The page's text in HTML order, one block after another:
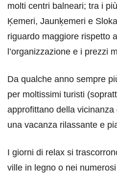
molti centri balneari; tra i
Ķemeri, Jaunķemeri e
riguardo maggiore rispetto
l’organizzazione e i prezzi
Da qualche anno sempre
per moltissimi turisti
approfittano della
una vacanza rilassante e
I giorni di relax si
ville in legno o nei